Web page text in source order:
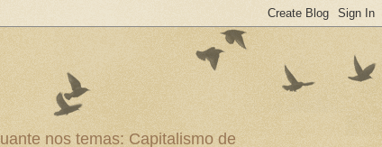
nos temas: Capitalismo de